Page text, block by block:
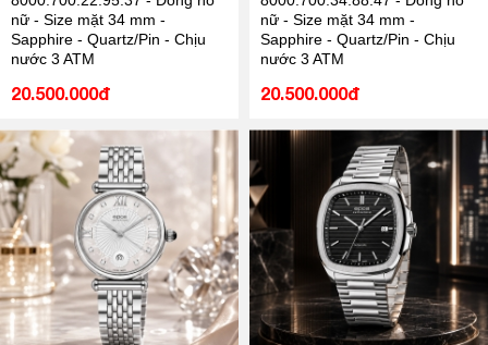
nữ - Size mặt 34 mm -
Sapphire - Quartz/Pin - Chịu
nước 3 ATM
20.500.000đ
nữ - Size mặt 34 mm -
Sapphire - Quartz/Pin - Chịu
nước 3 ATM
20.500.000đ